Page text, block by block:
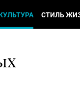
СТИЛЬ